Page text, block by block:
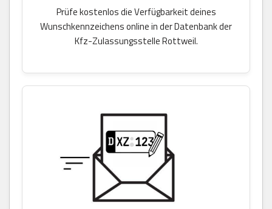
Prüfe kostenlos die Verfügbarkeit deines
Wunschkennzeichens online in der Datenbank der
Kfz-Zulassungsstelle Rottweil.